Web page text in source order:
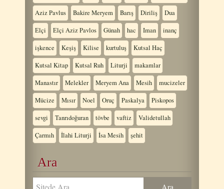
Aziz Pavlus Bakire Meryem Barış Diriliş Dua
Elçi Elçi Aziz Pavlos Günah hac Iman inanç
işkence Keşiş Kilise kurtuluş Kutsal Haç
Kutsal Kitap Kutsal Ruh Liturji makamlar
Manastır Melekler Meryem Ana Mesih mucizeler
Mücize Mısır Noel Oruç Paskalya Piskopos
sevgi Tanrıdoğuran tövbe vaftiz Validetullah
Çarmıh İlahi Liturji İsa Mesih şehit
Ara